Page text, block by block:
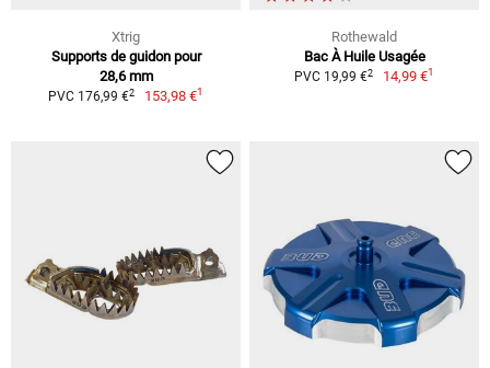
Xtrig
Supports de guidon pour
28,6 mm
PVC 176,99 €2 153,98 €1
Rothewald
Bac À Huile Usagée
PVC 19,99 €2 14,99 €1